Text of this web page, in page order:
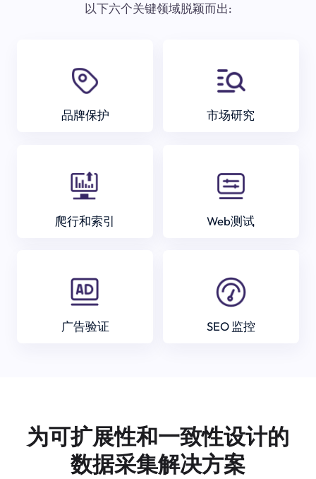
以下六个关键领域脱颖而出:
品牌保护 市场研究
爬行和索引 Web测试
广告验证 SEO 监控
为可扩展性和一致性设计的
数据采集解决方案